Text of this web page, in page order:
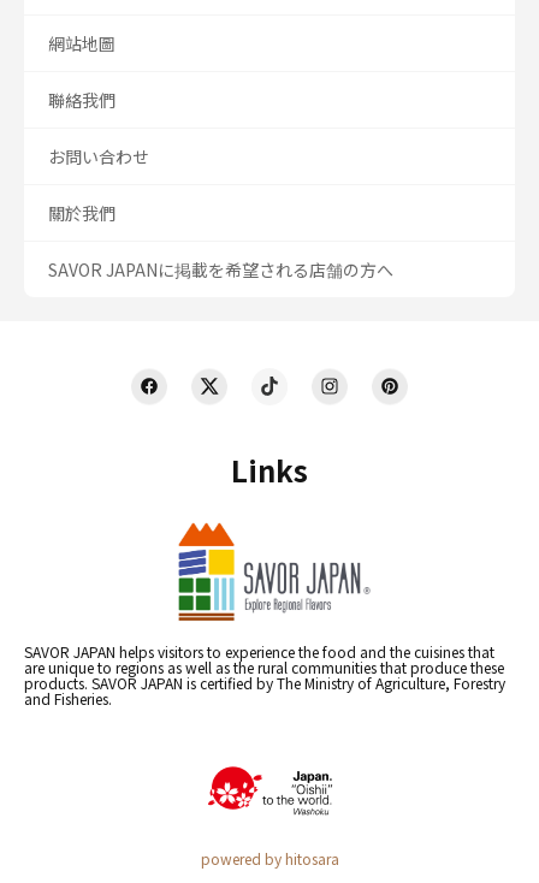
Links
SAVOR JAPAN helps visitors to experience the food and the cuisines that
are unique to regions as well as the rural communities that produce these
products. SAVOR JAPAN is certified by The Ministry of Agriculture, Forestry
and Fisheries.
powered by hitosara
網站地圖
聯絡我們
お問い合わせ
關於我們
SAVOR JAPANに掲載を希望される店舗の方へ